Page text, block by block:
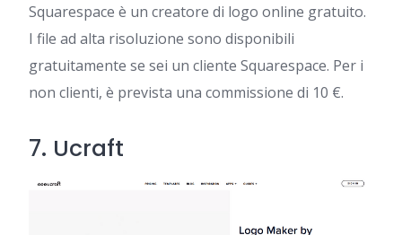
Squarespace è un creatore di logo online gratuito.
I file ad alta risoluzione sono disponibili
gratuitamente se sei un cliente Squarespace. Per i
non clienti, è prevista una commissione di 10 €.
7. Ucraft